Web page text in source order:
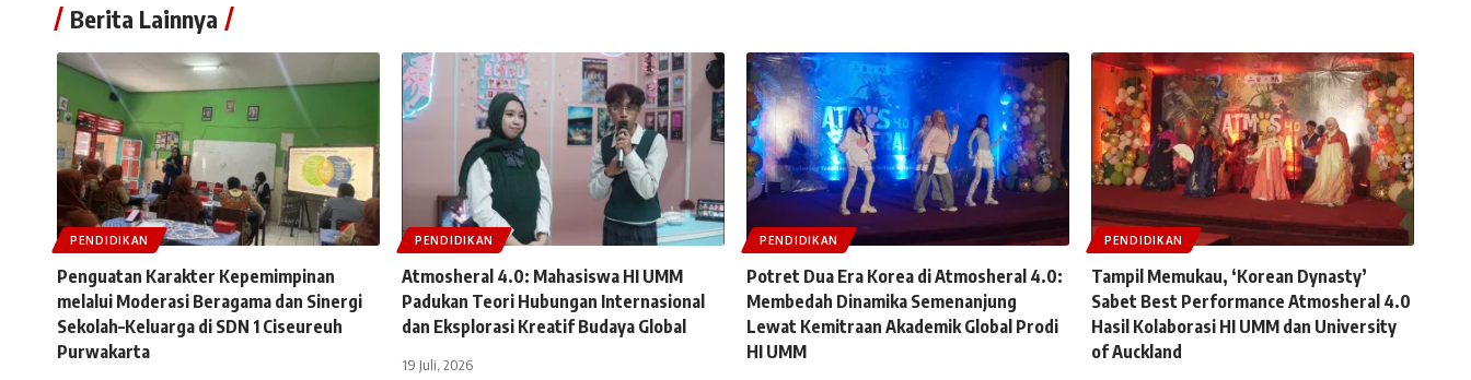
Berita Lainnya
PENDIDIKAN
Penguatan Karakter Kepemimpinan
melalui Moderasi Beragama dan Sinergi
Sekolah–Keluarga di SDN 1 Ciseureuh
Purwakarta
PENDIDIKAN
Atmosheral 4.0: Mahasiswa HI UMM
Padukan Teori Hubungan Internasional
dan Eksplorasi Kreatif Budaya Global
19 Juli, 2026
PENDIDIKAN
Potret Dua Era Korea di Atmosheral 4.0:
Membedah Dinamika Semenanjung
Lewat Kemitraan Akademik Global Prodi
HI UMM
PENDIDIKAN
Tampil Memukau, ‘Korean Dynasty’
Sabet Best Performance Atmosheral 4.0
Hasil Kolaborasi HI UMM dan University
of Auckland